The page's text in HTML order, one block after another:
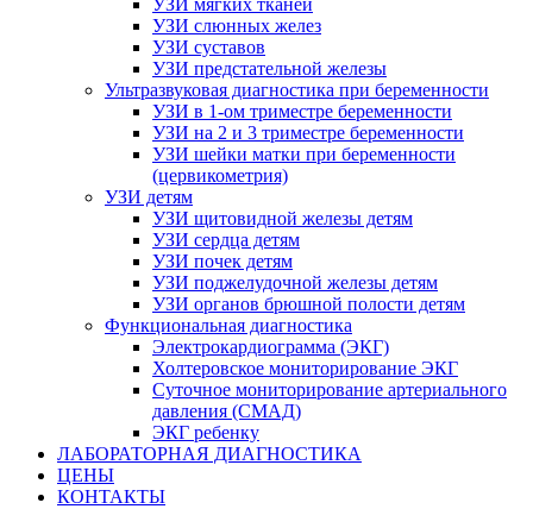
УЗИ мягких тканей
УЗИ слюнных желез
УЗИ суставов
УЗИ предстательной железы
Ультразвуковая диагностика при беременности
УЗИ в 1-ом триместре беременности
УЗИ на 2 и 3 триместре беременности
УЗИ шейки матки при беременности
(цервикометрия)
УЗИ детям
УЗИ щитовидной железы детям
УЗИ сердца детям
УЗИ почек детям
УЗИ поджелудочной железы детям
УЗИ органов брюшной полости детям
Функциональная диагностика
Электрокардиограмма (ЭКГ)
Холтеровское мониторирование ЭКГ
Суточное мониторирование артериального
давления (СМАД)
ЭКГ ребенку
ЛАБОРАТОРНАЯ ДИАГНОСТИКА
ЦЕНЫ
КОНТАКТЫ